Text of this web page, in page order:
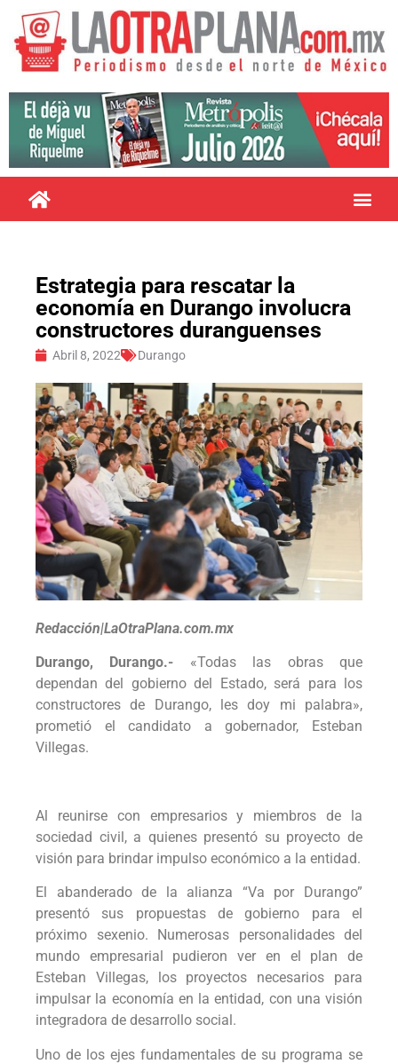
Estrategia para rescatar la
economía en Durango involucra
constructores duranguenses
Abril 8, 2022 Durango
Redacción|LaOtraPlana.com.mx
Durango, Durango.- «Todas las obras que
dependan del gobierno del Estado, será para los
constructores de Durango, les doy mi palabra»,
prometió el candidato a gobernador, Esteban
Villegas.
Al reunirse con empresarios y miembros de la
sociedad civil, a quienes presentó su proyecto de
visión para brindar impulso económico a la entidad.
El abanderado de la alianza “Va por Durango”
presentó sus propuestas de gobierno para el
próximo sexenio. Numerosas personalidades del
mundo empresarial pudieron ver en el plan de
Esteban Villegas, los proyectos necesarios para
impulsar la economía en la entidad, con una visión
integradora de desarrollo social.
Uno de los ejes fundamentales de su programa se